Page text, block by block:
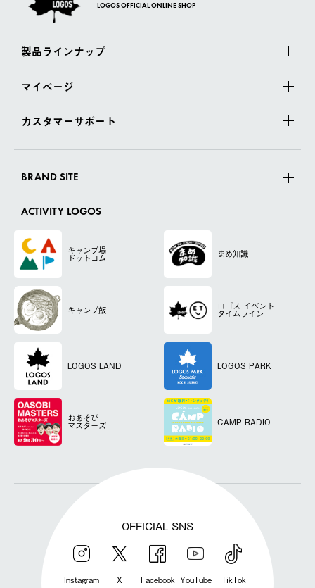
LOGOS OFFICIAL ONLINE SHOP
製品ラインナップ
マイページ
カスタマーサポート
BRAND SITE
ACTIVITY LOGOS
キャンプ場
ドットコム まめ知識
キャンプ飯 ロゴス イベント
タイムライン
LOGOS LAND LOGOS PARK
おあそび
マスターズ CAMP RADIO
OFFICIAL SNS
Instagram X Facebook YouTube TikTok